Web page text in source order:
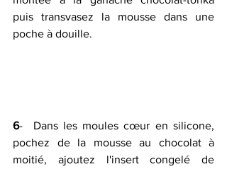
puis transvasez la mousse dans une
poche à douille.
6-  Dans les moules cœur en silicone,
pochez de la mousse au chocolat à
moitié, ajoutez l'insert congelé de